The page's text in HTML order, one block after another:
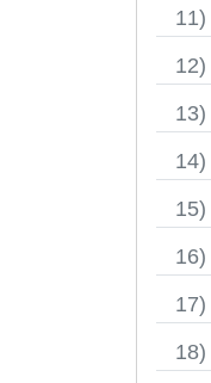
11)
12)
13)
14)
15)
16)
17)
18)